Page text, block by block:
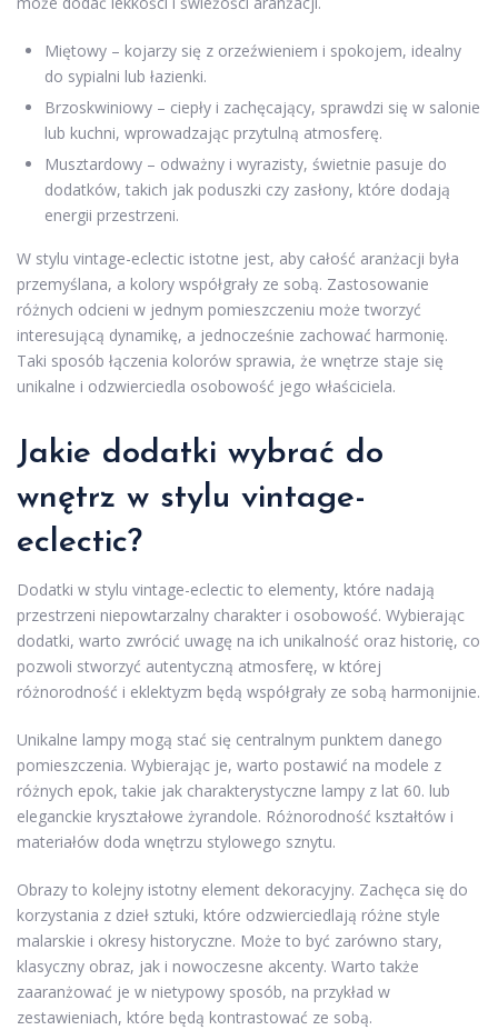
Miętowy – kojarzy się z orzeźwieniem i spokojem, idealny
do sypialni lub łazienki.
Brzoskwiniowy – ciepły i zachęcający, sprawdzi się w salonie
lub kuchni, wprowadzając przytulną atmosferę.
Musztardowy – odważny i wyrazisty, świetnie pasuje do
dodatków, takich jak poduszki czy zasłony, które dodają
energii przestrzeni.
W stylu vintage-eclectic istotne jest, aby całość aranżacji była
przemyślana, a kolory współgrały ze sobą. Zastosowanie
różnych odcieni w jednym pomieszczeniu może tworzyć
interesującą dynamikę, a jednocześnie zachować harmonię.
Taki sposób łączenia kolorów sprawia, że wnętrze staje się
unikalne i odzwierciedla osobowość jego właściciela.
Jakie dodatki wybrać do
wnętrz w stylu vintage-
eclectic?
Dodatki w stylu vintage-eclectic to elementy, które nadają
przestrzeni niepowtarzalny charakter i osobowość. Wybierając
dodatki, warto zwrócić uwagę na ich unikalność oraz historię, co
pozwoli stworzyć autentyczną atmosferę, w której
różnorodność i eklektyzm będą współgrały ze sobą harmonijnie.
Unikalne lampy mogą stać się centralnym punktem danego
pomieszczenia. Wybierając je, warto postawić na modele z
różnych epok, takie jak charakterystyczne lampy z lat 60. lub
eleganckie kryształowe żyrandole. Różnorodność kształtów i
materiałów doda wnętrzu stylowego sznytu.
Obrazy to kolejny istotny element dekoracyjny. Zachęca się do
korzystania z dzieł sztuki, które odzwierciedlają różne style
malarskie i okresy historyczne. Może to być zarówno stary,
klasyczny obraz, jak i nowoczesne akcenty. Warto także
zaaranżować je w nietypowy sposób, na przykład w
zestawieniach, które będą kontrastować ze sobą.